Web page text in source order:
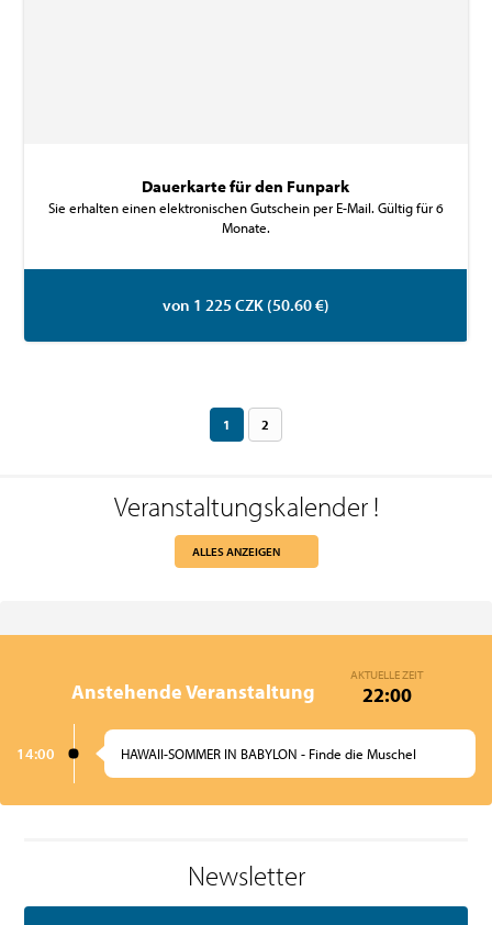
Dauerkarte für den Funpark
Sie erhalten einen elektronischen Gutschein per E-Mail. Gültig für 6
Monate.
von 1 225 CZK (50.60 €)
1 2
Veranstaltungskalender!
ALLES ANZEIGEN
Anstehende Veranstaltung
AKTUELLE ZEIT
22:00
14:00 HAWAII-SOMMER IN BABYLON - Finde die Muschel
Newsletter